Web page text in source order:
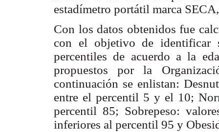
estadímetro portátil marca
Con los datos obtenidos fue
con el objetivo de identificar
percentiles de acuerdo a la
propuestos por la
continuación se enlistan:
entre el percentil 5 y el 10;
percentil 85; Sobrepeso:
inferiores al percentil 95 y